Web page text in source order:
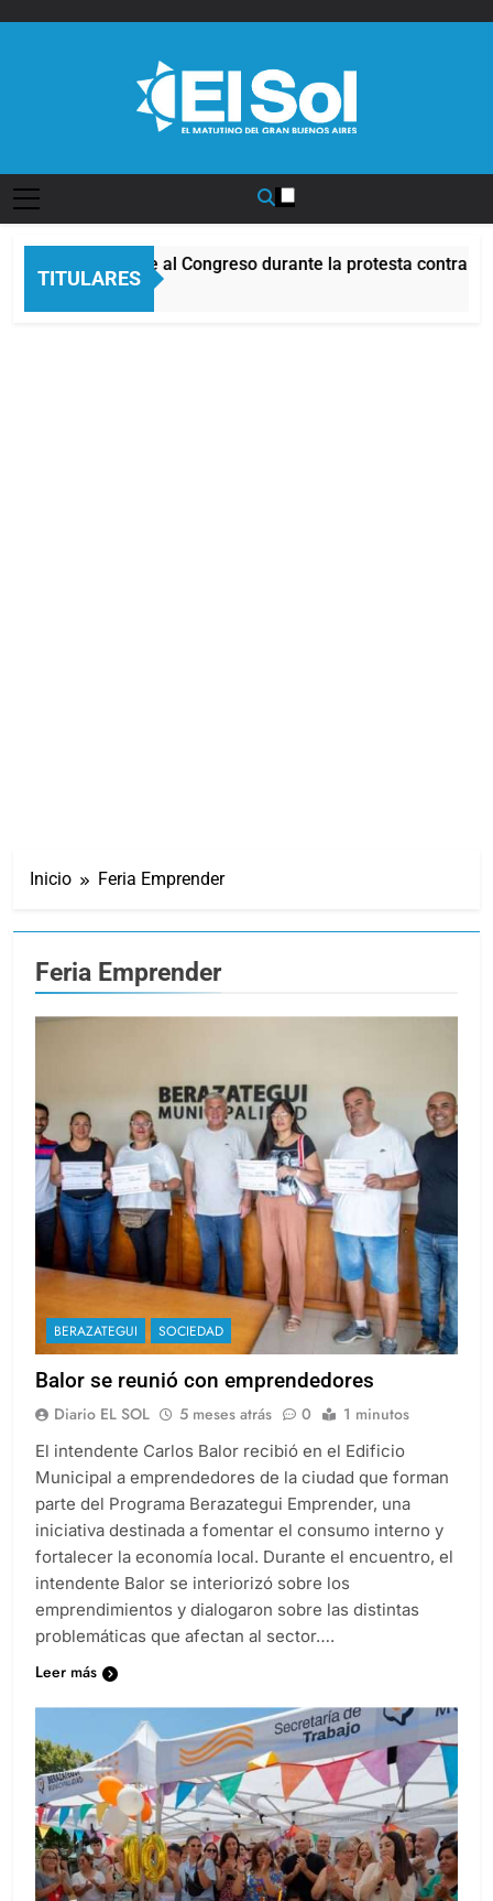
TITULARES
frente al Congreso durante la protesta contra la Ley
Atrás
Inicio Feria Emprender
Feria Emprender
BERAZATEGUI SOCIEDAD
Balor se reunió con emprendedores
Diario EL SOL 5 meses atrás 0 1 minutos
El intendente Carlos Balor recibió en el Edificio
Municipal a emprendedores de la ciudad que forman
parte del Programa Berazategui Emprender, una
iniciativa destinada a fomentar el consumo interno y
fortalecer la economía local. Durante el encuentro, el
intendente Balor se interiorizó sobre los
emprendimientos y dialogaron sobre las distintas
problemáticas que afectan al sector….
Leer más